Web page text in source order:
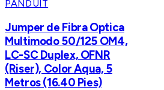
PANDUIT
Jumper de Fibra Optica
Multimodo 50/125 OM4,
LC-SC Duplex, OFNR
(Riser), Color Aqua, 5
Metros (16.40 Pies)